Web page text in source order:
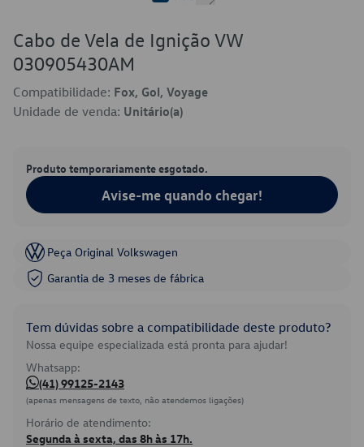
Cabo de Vela de Ignição VW
030905430AM
Compatibilidade: Fox, Gol, Voyage
Unidade de venda: Unitário(a)
Produto temporariamente esgotado.
Avise-me quando chegar!
Peça Original Volkswagen
Garantia de 3 meses de fábrica
Tem dúvidas sobre a compatibilidade deste produto?
Nossa equipe especializada está pronta para ajudar!
Whatsapp:
(41) 99125-2143
(apenas mensagens de texto, não atendemos ligações)
Horário de atendimento:
Segunda à sexta, das 8h às 17h.